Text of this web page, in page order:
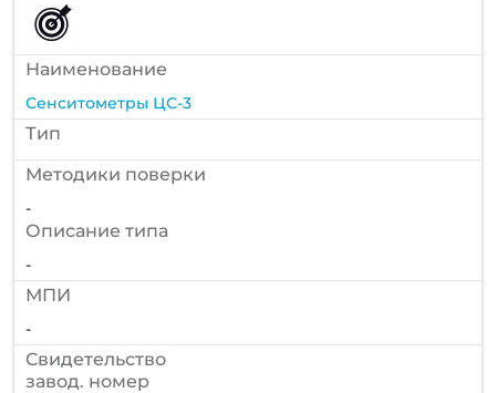
Наименование
Сенситометры ЦС-3
Тип
Методики поверки
-
Описание типа
-
МПИ
-
Cвидетельство
завод. номер